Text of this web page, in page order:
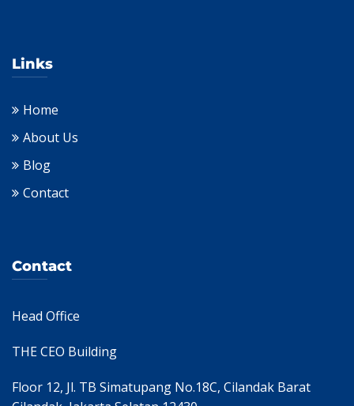
Links
Home
About Us
Blog
Contact
Contact
Head Office
THE CEO Building
Floor 12, Jl. TB Simatupang No.18C, Cilandak Barat